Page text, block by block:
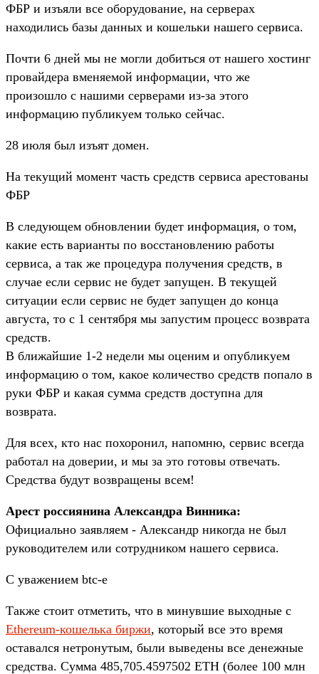
ФБР и изъяли все оборудование, на серверах
находились базы данных и кошельки нашего сервиса.
Почти 6 дней мы не могли добиться от нашего хостинг
провайдера вменяемой информации, что же
произошло с нашими серверами из-за этого
информацию публикуем только сейчас.
28 июля был изъят домен.
На текущий момент часть средств сервиса арестованы
ФБР
В следующем обновлении будет информация, о том,
какие есть варианты по восстановлению работы
сервиса, а так же процедура получения средств, в
случае если сервис не будет запущен. В текущей
ситуации если сервис не будет запущен до конца
августа, то с 1 сентября мы запустим процесс возврата
средств.
В ближайшие 1-2 недели мы оценим и опубликуем
информацию о том, какое количество средств попало в
руки ФБР и какая сумма средств доступна для
возврата.
Для всех, кто нас похоронил, напомню, сервис всегда
работал на доверии, и мы за это готовы отвечать.
Средства будут возвращены всем!
Арест россиянина Александра Винника:
Официально заявляем - Александр никогда не был
руководителем или сотрудником нашего сервиса.
С уважением btc-e
Также стоит отметить, что в минувшие выходные с
Ethereum-кошелька биржи, который все это время
оставался нетронутым, были выведены все денежные
средства. Сумма 485,705.4597502 ETH (более 100 млн